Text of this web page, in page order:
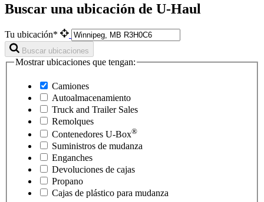
Buscar una ubicación de U-Haul
Tu ubicación*
Buscar ubicaciones
Mostrar ubicaciones que tengan:
Camiones
Autoalmacenamiento
Truck and Trailer Sales
Remolques
Contenedores U-Box®
Suministros de mudanza
Enganches
Devoluciones de cajas
Propano
Cajas de plástico para mudanza